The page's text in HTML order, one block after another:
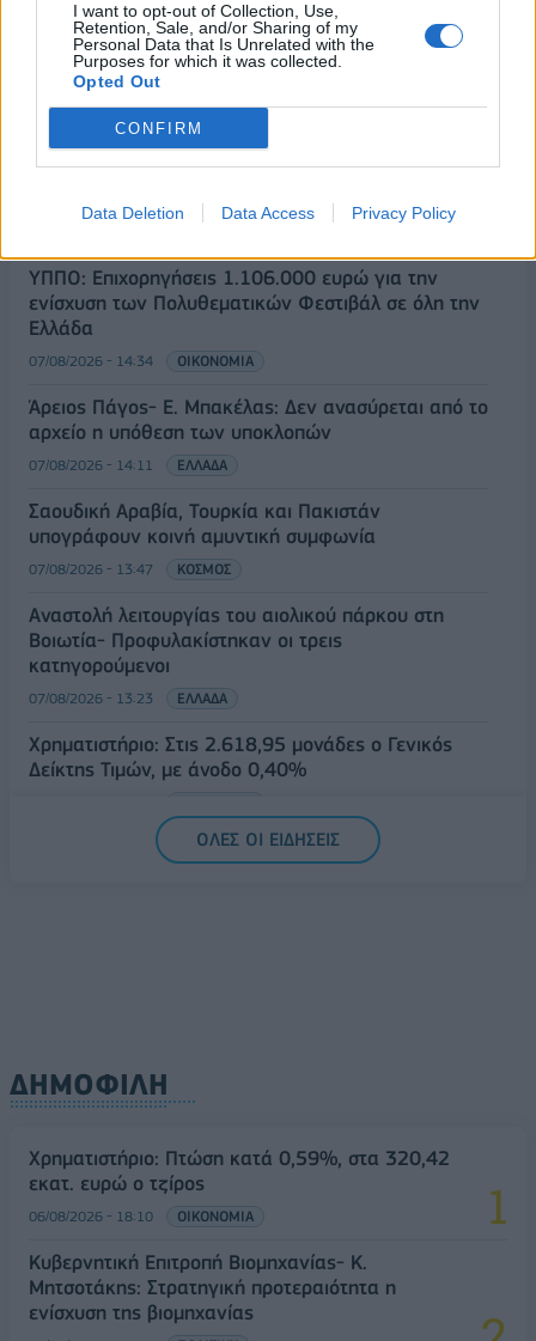
I want to opt-out of Collection, Use,
Retention, Sale, and/or Sharing of my
Personal Data that Is Unrelated with the
Purposes for which it was collected.
Opted Out
CONFIRM
Data Deletion Data Access Privacy Policy
07/08/2026 - 15:21 ΟΙΚΟΝΟΜΙΑ
Νέο κύμα καύσωνα στην Ευρώπη – Θερμοκρασίες
άνω των 40°C σε Ιταλία, Ισπανία και Βαλκάνια
07/08/2026 - 14:58 ΚΟΣΜΟΣ
Fourlis: Συμφωνία για την πώληση συμμετοχής στο
Sofia South Ring Mall έναντι 49,35 εκατ. ευρώ
ΥΠΠΟ: Επιχορηγήσεις 1.106.000 ευρώ για την
ενίσχυση των Πολυθεματικών Φεστιβάλ σε όλη την
Ελλάδα
07/08/2026 - 14:34 ΟΙΚΟΝΟΜΙΑ
Άρειος Πάγος- Ε. Μπακέλας: Δεν ανασύρεται από το
αρχείο η υπόθεση των υποκλοπών
07/08/2026 - 14:11 ΕΛΛΑΔΑ
Σαουδική Αραβία, Τουρκία και Πακιστάν
υπογράφουν κοινή αμυντική συμφωνία
07/08/2026 - 13:47 ΚΟΣΜΟΣ
Αναστολή λειτουργίας του αιολικού πάρκου στη
Βοιωτία- Προφυλακίστηκαν οι τρεις
κατηγορούμενοι
07/08/2026 - 13:23 ΕΛΛΑΔΑ
Χρηματιστήριο: Στις 2.618,95 μονάδες ο Γενικός
Δείκτης Τιμών, με άνοδο 0,40%
ΟΛΕΣ ΟΙ ΕΙΔΗΣΕΙΣ
ΔΗΜΟΦΙΛΗ
Χρηματιστήριο: Πτώση κατά 0,59%, στα 320,42
εκατ. ευρώ ο τζίρος
06/08/2026 - 18:10 ΟΙΚΟΝΟΜΙΑ
Κυβερνητική Επιτροπή Βιομηχανίας- Κ.
Μητσοτάκης: Στρατηγική προτεραιότητα η
ενίσχυση της βιομηχανίας